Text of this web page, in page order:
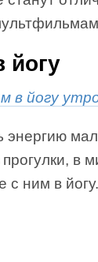
йогу
в йогу
энергию
в
с ним в йогу.